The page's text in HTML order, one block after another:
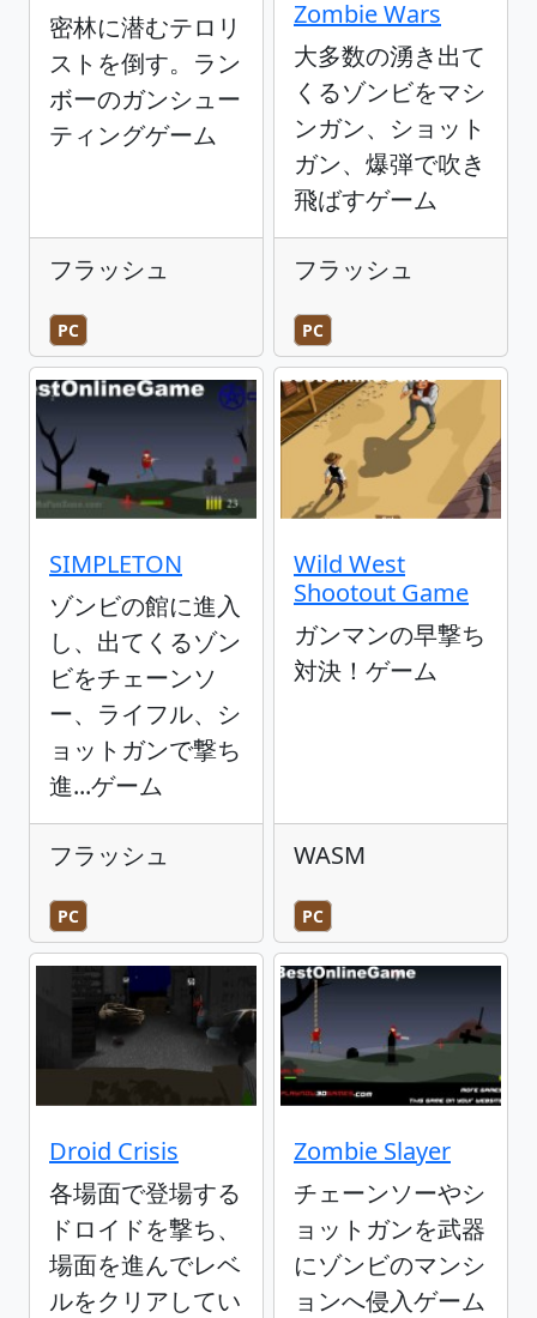
密林に潜むテロリ
ストを倒す。ラン
ボーのガンシュー
ティングゲーム
フラッシュ
PC
Zombie Wars
大多数の湧き出て
くるゾンビをマシ
ンガン、ショット
ガン、爆弾で吹き
飛ばすゲーム
フラッシュ
PC
SIMPLETON
ゾンビの館に進入
し、出てくるゾン
ビをチェーンソ
ー、ライフル、シ
ョットガンで撃ち
進...ゲーム
フラッシュ
PC
Wild West
Shootout Game
ガンマンの早撃ち
対決！ゲーム
WASM
PC
Droid Crisis
各場面で登場する
ドロイドを撃ち、
場面を進んでレベ
ルをクリアしてい
Zombie Slayer
チェーンソーやシ
ョットガンを武器
にゾンビのマンシ
ョンへ侵入ゲーム